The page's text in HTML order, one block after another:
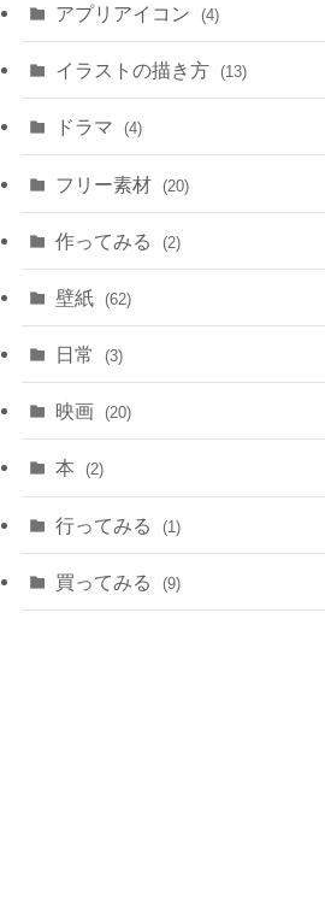
アプリアイコン (4)
イラストの描き方 (13)
ドラマ (4)
フリー素材 (20)
作ってみる (2)
壁紙 (62)
日常 (3)
映画 (20)
本 (2)
行ってみる (1)
買ってみる (9)